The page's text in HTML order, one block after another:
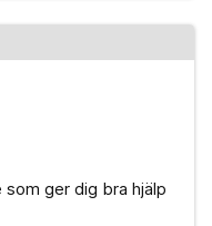
som ger dig bra hjälp